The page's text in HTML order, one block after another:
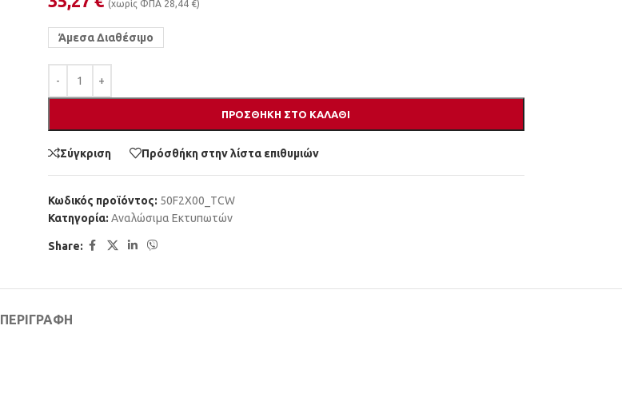
(χωρίς ΦΠΑ 28,44 €)
Άμεσα Διαθέσιμο
ΠΡΟΣΘΉΚΗ ΣΤΟ ΚΑΛΆΘΙ
Σύγκριση Πρόσθήκη στην λίστα επιθυμιών
Κωδικός προϊόντος: 50F2X00_TCW
Κατηγορία: Αναλώσιμα Εκτυπωτών
Share:
ΠΕΡΙΓΡΑΦΉ